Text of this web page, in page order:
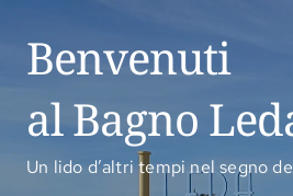
Benvenuti
al Bagno
Un lido d’altri tempi nel segno